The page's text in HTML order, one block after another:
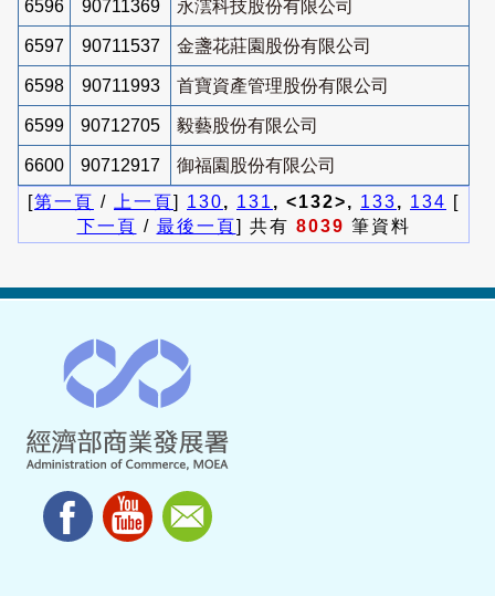
6596 90711369 永澐科技股份有限公司
6597 90711537 金盞花莊園股份有限公司
6598 90711993 首寶資產管理股份有限公司
6599 90712705 毅藝股份有限公司
6600 90712917
御福園股份有限公司
[第一頁 / 上一頁] 130, 131 , <132>, 133, 134 [
下一頁 / 最後一頁] 共有 8039 筆資料